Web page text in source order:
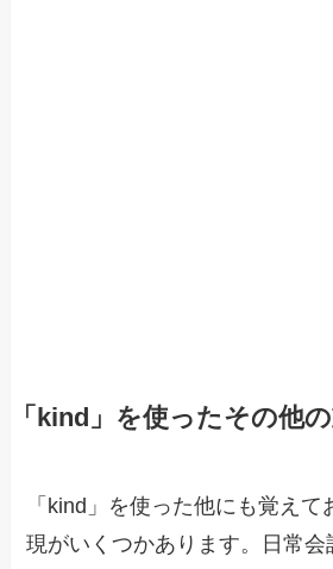
「kind」を使ったその他
「kind」を使った他にも覚え
現がいくつかあります。日常会